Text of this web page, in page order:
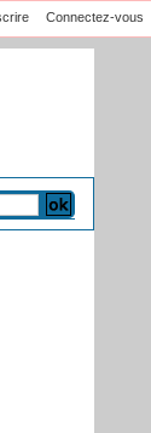
Connectez-vous
car «plus de la